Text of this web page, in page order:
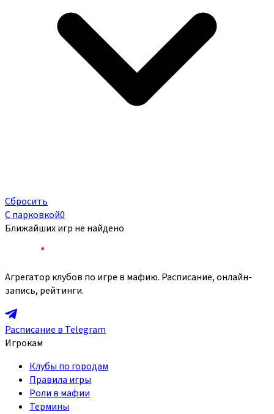
Сбросить
С парковкой0
Ближайших игр не найдено
Агрегатор клубов по игре в мафию. Расписание, онлайн-
запись, рейтинги.
Расписание в Telegram
Игрокам
Клубы по городам
Правила игры
Роли в мафии
Термины